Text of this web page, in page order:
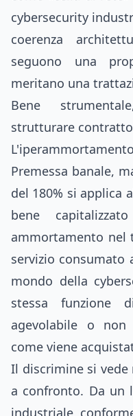
cybersecurity
coerenza
seguono una
meritano una
Bene
strutturare
Premessa banale,
del 180% si applica
bene
ammortamento nel
servizio consumato
mondo della
stessa funzione
agevolabile o
come viene
Il discrimine si
a confronto. Da un
industriale